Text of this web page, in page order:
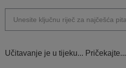
Učitavanje je u tijeku... Pričekajte...